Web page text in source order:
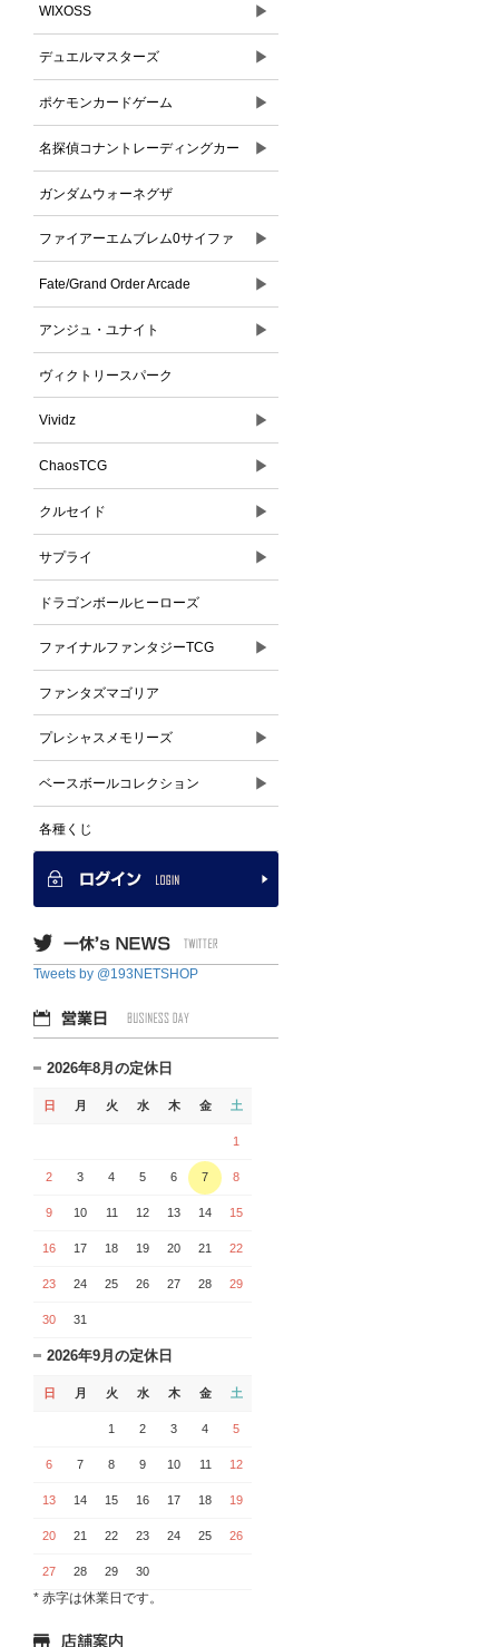
WIXOSS ▶
デュエルマスターズ ▶
ポケモンカードゲーム ▶
名探偵コナントレーディングカー
ドゲーム
▶
ガンダムウォーネグザ
ファイアーエムブレム0サイファ ▶
Fate/Grand Order Arcade ▶
アンジュ・ユナイト ▶
ヴィクトリースパーク
Vividz ▶
ChaosTCG ▶
クルセイド ▶
サプライ ▶
ドラゴンボールヒーローズ
ファイナルファンタジーTCG ▶
ファンタズマゴリア
プレシャスメモリーズ ▶
ベースボールコレクション ▶
各種くじ
Tweets by @193NETSHOP
2026年8月の定休日
日 月 火 水 木 金 土
1
2 3 4 5 6 7 8
9 10 11 12 13 14 15
16 17 18 19 20 21 22
23 24 25 26 27 28 29
30 31
2026年9月の定休日
日 月 火 水 木 金 土
1 2 3 4 5
6 7 8 9 10 11 12
13 14 15 16 17 18 19
20 21 22 23 24 25 26
27 28 29 30
* 赤字は休業日です。